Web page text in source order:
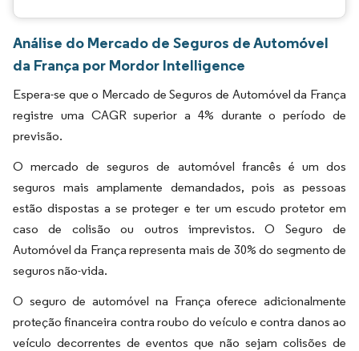
Análise do Mercado de Seguros de Automóvel
da França por Mordor Intelligence
Espera-se que o Mercado de Seguros de Automóvel da França
registre uma CAGR superior a 4% durante o período de
previsão.
O mercado de seguros de automóvel francês é um dos
seguros mais amplamente demandados, pois as pessoas
estão dispostas a se proteger e ter um escudo protetor em
caso de colisão ou outros imprevistos. O Seguro de
Automóvel da França representa mais de 30% do segmento de
seguros não-vida.
O seguro de automóvel na França oferece adicionalmente
proteção financeira contra roubo do veículo e contra danos ao
veículo decorrentes de eventos que não sejam colisões de